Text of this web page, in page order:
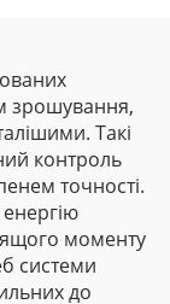
зрошування,
Такі
контроль
точності.
моменту
системи
до